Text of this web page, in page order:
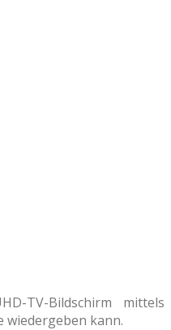
TV-Bildschirm mittels
kann.